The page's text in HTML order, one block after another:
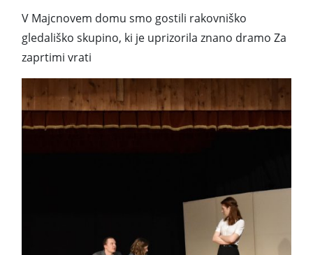
V Majcnovem domu smo gostili rakovniško
gledališko skupino, ki je uprizorila znano dramo Za
zaprtimi vrati